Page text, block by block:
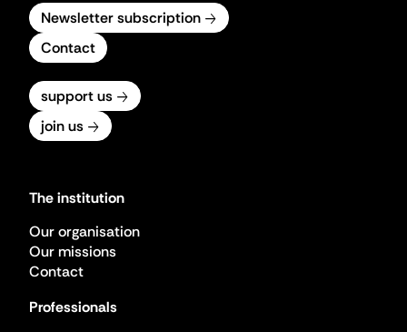
Newsletter subscription
Contact
support us
join us
The institution
Our organisation
Our missions
Contact
Professionals